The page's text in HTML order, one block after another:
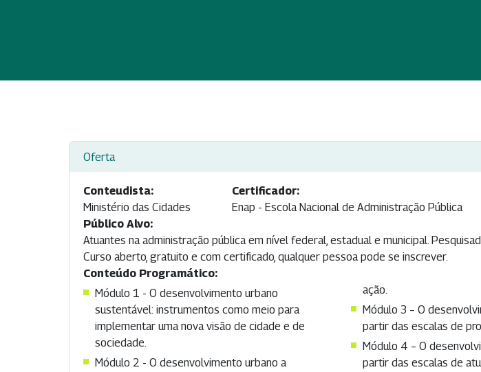
Oferta
Conteudista:
Ministério das Cidades
Certificador:
Enap - Escola Nacional de Administração Pública
Público Alvo:
Atuantes na administração pública em nível federal, estadual e municipal.
Curso aberto, gratuito e com certificado, qualquer pessoa pode se inscrever.
Conteúdo Programático:
Módulo 1 - O desenvolvimento urbano
sustentável: instrumentos como meio para
implementar uma nova visão de cidade e de
sociedade.
Módulo 2 - O desenvolvimento urbano a
ação.
Módulo 3 – O
partir das escalas de
Módulo 4 – O
partir das escalas de